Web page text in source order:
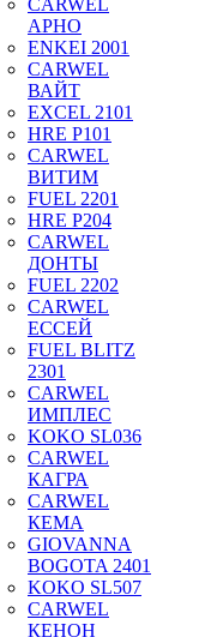
CARWEL
АРНО
ENKEI 2001
CARWEL
ВАЙТ
EXCEL 2101
HRE P101
CARWEL
ВИТИМ
FUEL 2201
HRE P204
CARWEL
ДОНТЫ
FUEL 2202
CARWEL
ЕССЕЙ
FUEL BLITZ
2301
CARWEL
ИМПЛЕС
KOKO SL036
CARWEL
КАГРА
CARWEL
КЕМА
GIOVANNA
BOGOTA 2401
KOKO SL507
CARWEL
КЕНОН